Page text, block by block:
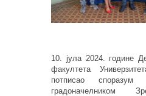
10. јула 2024. године
факултета
потписао
градоначелником